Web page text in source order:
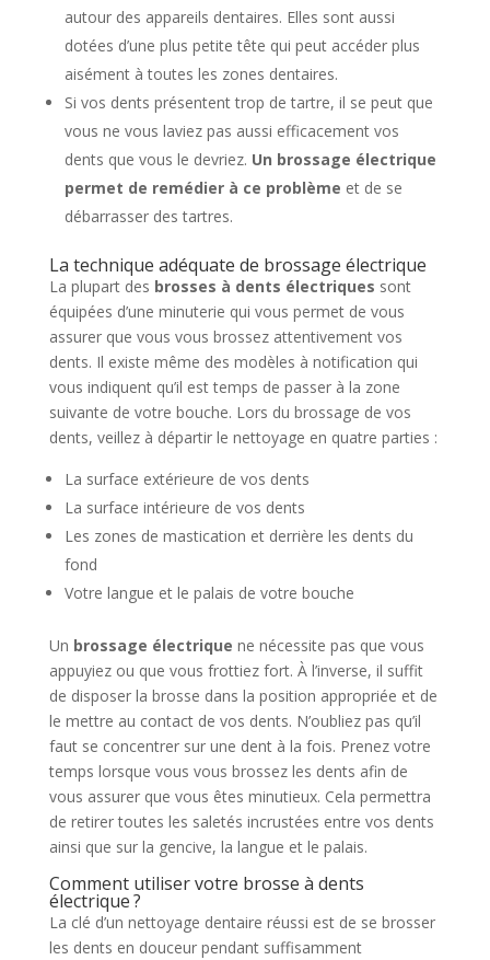
autour des appareils dentaires. Elles sont aussi
dotées d’une plus petite tête qui peut accéder plus
aisément à toutes les zones dentaires.
Si vos dents présentent trop de tartre, il se peut que
vous ne vous laviez pas aussi efficacement vos
dents que vous le devriez. Un brossage électrique
permet de remédier à ce problème et de se
débarrasser des tartres.
La technique adéquate de brossage électrique
La plupart des brosses à dents électriques sont
équipées d’une minuterie qui vous permet de vous
assurer que vous vous brossez attentivement vos
dents. Il existe même des modèles à notification qui
vous indiquent qu’il est temps de passer à la zone
suivante de votre bouche. Lors du brossage de vos
dents, veillez à départir le nettoyage en quatre parties :
La surface extérieure de vos dents
La surface intérieure de vos dents
Les zones de mastication et derrière les dents du
fond
Votre langue et le palais de votre bouche
Un brossage électrique ne nécessite pas que vous
appuyiez ou que vous frottiez fort. À l’inverse, il suffit
de disposer la brosse dans la position appropriée et de
le mettre au contact de vos dents. N’oubliez pas qu’il
faut se concentrer sur une dent à la fois. Prenez votre
temps lorsque vous vous brossez les dents afin de
vous assurer que vous êtes minutieux. Cela permettra
de retirer toutes les saletés incrustées entre vos dents
ainsi que sur la gencive, la langue et le palais.
Comment utiliser votre brosse à dents
électrique ?
La clé d’un nettoyage dentaire réussi est de se brosser
les dents en douceur pendant suffisamment